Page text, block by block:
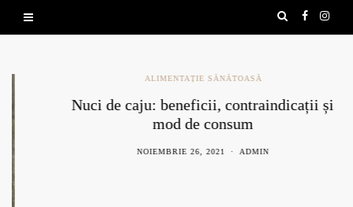
ALIMENTAȚIE SĂNĂTOASĂ
Nuci de caju: beneficii, contraindicații și
mod de consum
NOIEMBRIE 26, 2021 ADMIN